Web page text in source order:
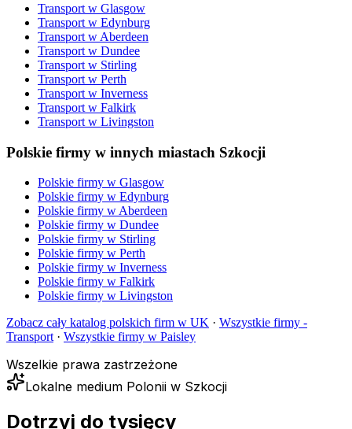
Transport w Glasgow
Transport w Edynburg
Transport w Aberdeen
Transport w Dundee
Transport w Stirling
Transport w Perth
Transport w Inverness
Transport w Falkirk
Transport w Livingston
Polskie firmy w innych miastach Szkocji
Polskie firmy w Glasgow
Polskie firmy w Edynburg
Polskie firmy w Aberdeen
Polskie firmy w Dundee
Polskie firmy w Stirling
Polskie firmy w Perth
Polskie firmy w Inverness
Polskie firmy w Falkirk
Polskie firmy w Livingston
Zobacz cały katalog polskich firm w UK · Wszystkie firmy -
Transport · Wszystkie firmy w Paisley
Wszelkie prawa zastrzeżone
Lokalne medium Polonii w Szkocji
Dotrzyj do tysięcy